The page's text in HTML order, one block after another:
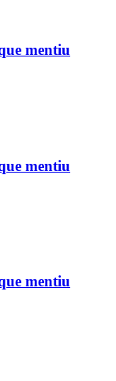
mentiu
mentiu
mentiu